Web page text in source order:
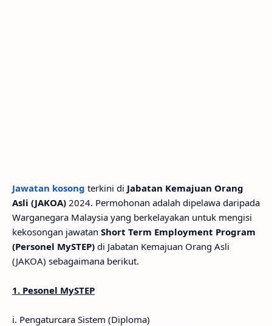
Jawatan kosong terkini di Jabatan Kemajuan Orang
Asli (JAKOA) 2024. Permohonan adalah dipelawa daripada
Warganegara Malaysia yang berkelayakan untuk mengisi
kekosongan jawatan Short Term Employment Program
(Personel MySTEP) di Jabatan Kemajuan Orang Asli
(JAKOA) sebagaimana berikut.
1. Pesonel MySTEP
i. Pengaturcara Sistem (Diploma)